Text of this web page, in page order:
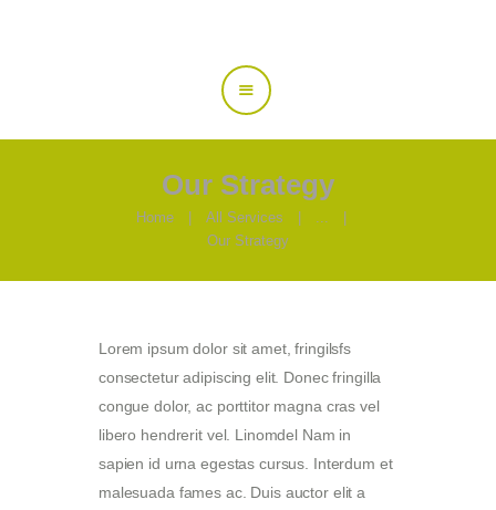
Our Strategy
Home All Services
Our Strategy
Kontakte
Lorem ipsum dolor sit amet, fringilsfs
consectetur adipiscing elit. Donec fringilla
congue dolor, ac porttitor magna cras vel
libero hendrerit vel. Linomdel Nam in
sapien id urna egestas cursus. Interdum et
malesuada fames ac. Duis auctor elit a